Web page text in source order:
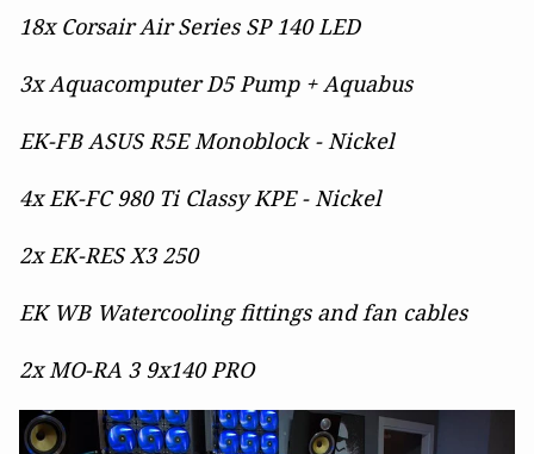
18x Corsair Air Series SP 140 LED
3x Aquacomputer D5 Pump + Aquabus
EK-FB ASUS R5E Monoblock - Nickel
4x EK-FC 980 Ti Classy KPE - Nickel
2x EK-RES X3 250
EK WB Watercooling fittings and fan cables
2x MO-RA 3 9x140 PRO